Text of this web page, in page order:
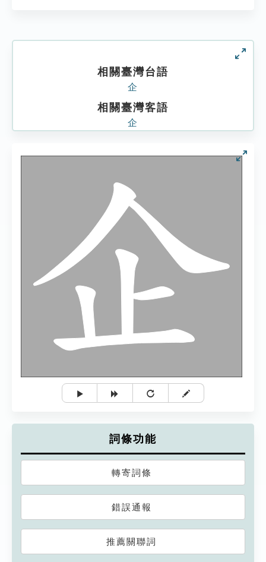
相關臺灣台語
企
相關臺灣客語
企
詞條功能
轉寄詞條
錯誤通報
推薦關聯詞